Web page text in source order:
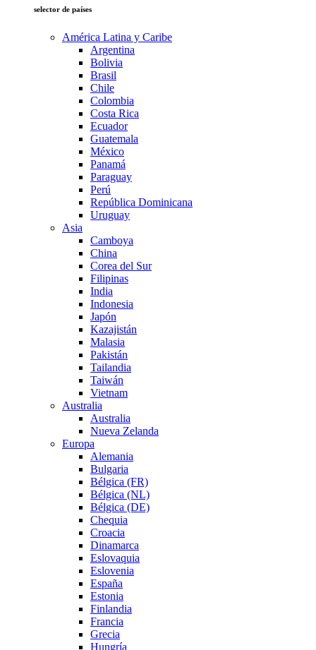
selector de países
América Latina y Caribe
Argentina
Bolivia
Brasil
Chile
Colombia
Costa Rica
Ecuador
Guatemala
México
Panamá
Paraguay
Perú
República Dominicana
Uruguay
Asia
Camboya
China
Corea del Sur
Filipinas
India
Indonesia
Japón
Kazajistán
Malasia
Pakistán
Tailandia
Taiwán
Vietnam
Australia
Australia
Nueva Zelanda
Europa
Alemania
Bulgaria
Bélgica (FR)
Bélgica (NL)
Bélgica (DE)
Chequia
Croacia
Dinamarca
Eslovaquia
Eslovenia
España
Estonia
Finlandia
Francia
Grecia
Hungría